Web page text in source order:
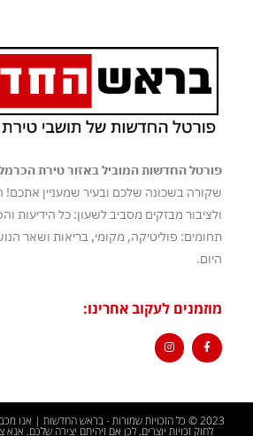
פורטל החדשות המוביל באזור טירת
שקורה בשכונה שלכם ובעיר שמעניין
ולציבור מבזקים מסביב לשעון: כל הידיעות
תחומים: פוליטיקה, מקומי, בריאות ושאר
היום.
מוזמנים לעקוב אחרינו:
לחוק זכויות יוצרים, לכן אם זיהיתם יצירה שלכם,